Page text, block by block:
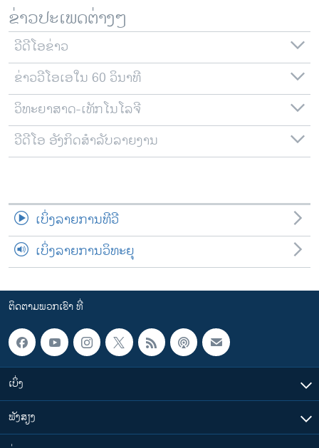
ພາສາຕ່າງໆ
ຂ່າວປະເພດຕ່າງໆ
ວີດີໂອຂ່າວ
ຂ່າວວີໂອເອໃນ 60 ວິນາທີ
ວິທະຍາສາດ-ເທັກໂນໂລຈີ
ວີດີໂອ ອັງກິດສຳລັບລາຍງານ
ເບິ່ງລາຍການທີວີ
ເບິ່ງລາຍການວິທະຍຸ
ຕິດຕາມພວກເຮົາ ທີ່
ເບິ່ງ
ຟັງສຽງ